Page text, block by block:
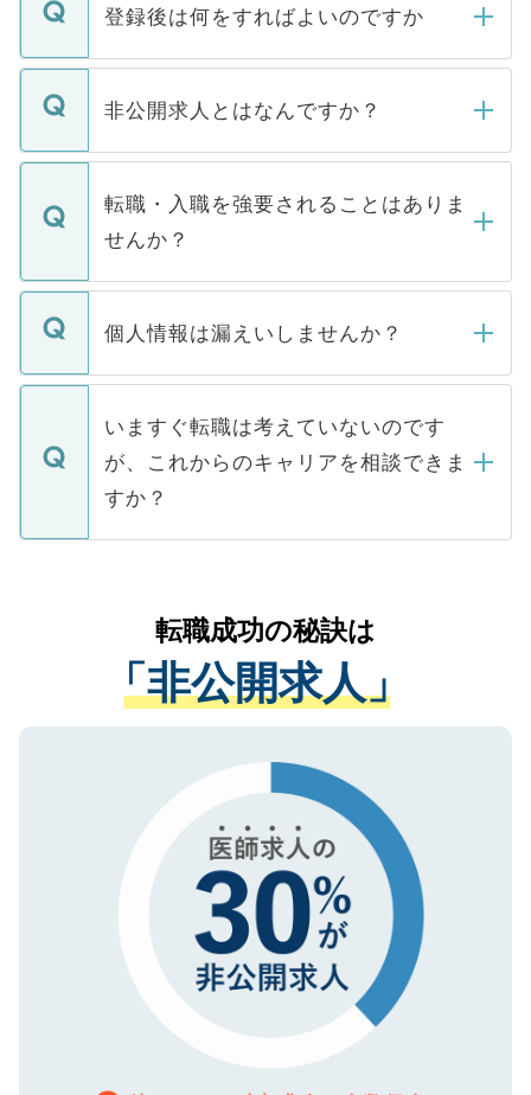
登録後は何をすればよいのですか
ご登録いただきましたら、弊社担当者がご
登録内容を確認し、その後メールもしくは
ます。通常、5営業日以内にはご連絡をせて
いただきますので、しばらくお待ちくださ
非公開求人とはなんですか？
マイナビDOCTORで取り扱っている求人の
うち約3割は、Webサイトからご覧いただ
けない「非公開求人」です。非公開求人は
下記の理由によって、一般には公開してい
ません。
■応募殺到を避けるため 人気のある医療機
関を公にしてしまうと、応募が殺到する場
に、医療機関が求める条件に合った人材の
みを人材紹介会社に依頼するケースが増え
ています。
転職・入職を強要されることはありま
せんか？
転職・入職を強要することは一切ありませ
ん。また、仮に応募先から内定をいただい
定を承諾する必要はありません。内定先へ
の辞退の連絡はキャリアパートナーが行い
個人情報は漏えいしませんか？
個人情報が漏えいすることはありませんの
で、ご安心ください。当サイトからの登録
などで収集したご登録者様の個人情報は、
ご本人のキャリアアップおよび転職活動の
支援を目的に使用いたします。お預かりし
ているすべての個人データはご本人の許可
は、個人情報の取り扱いについての厳密な
管理基準を満たした事業者のみに付与され
る、プライバシーマークを取得済みです。
で、機密保持に関してもご安心ください。
いますぐ転職は考えていないのです
が、これからのキャリアを相談できま
すか？
かがいして、現在の医療機関の状況や紹介
経験をまじえながら、適切なアドバイスを
させていただきます。すぐにご転職をされ
ない方には、長期的なサポートが可能です
ので、まずはご登録ください。
転職成功の秘訣は
「非公開求人」